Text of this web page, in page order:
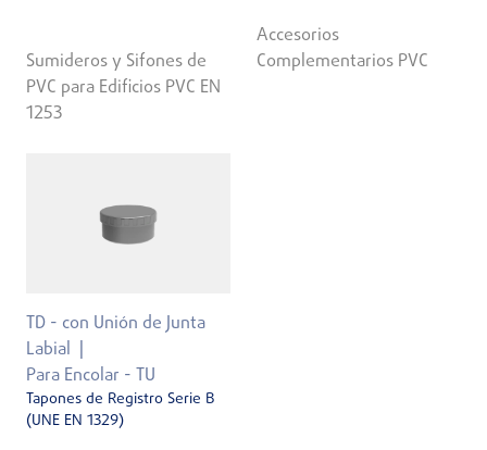
Sumideros y Sifones de
PVC para Edificios PVC EN
1253
Accesorios
Complementarios PVC
TD - con Unión de Junta
Labial
Para Encolar - TU
Tapones de Registro Serie B
(UNE EN 1329)